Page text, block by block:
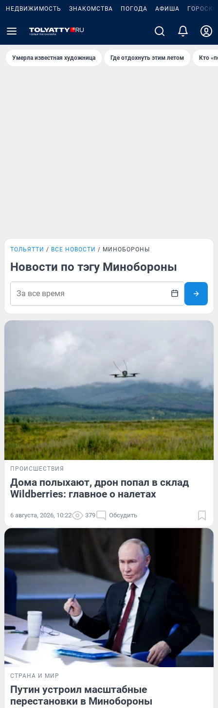
НЕДВИЖИМОСТЬ ЗНАКОМСТВА ПОГОДА АФИША
Умерла известная художница Где отдохнуть этим летом Кто
ТОЛЬЯТТИ ВСЕ НОВОСТИ МИНОБОРОНЫ
Новости по тэгу Минобороны
ПРОИСШЕСТВИЯ
Дома полыхают, дрон попал в склад
Wildberries: главное о налетах
6 августа, 2026, 10:22 379 Обсудить
СТРАНА И МИР
Путин устроил масштабные
перестановки в Минобороны